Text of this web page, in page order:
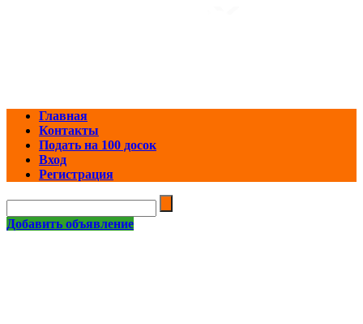
Главная
Контакты
Подать на 100 досок
Вход
Регистрация
Добавить объявление